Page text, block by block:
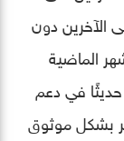
الآخرين دون
الماضية
في دعم
بشكل موثوق